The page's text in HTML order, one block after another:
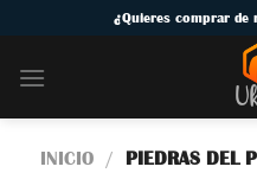
content
¿Quieres comprar de
INICIO / PIEDRAS DEL